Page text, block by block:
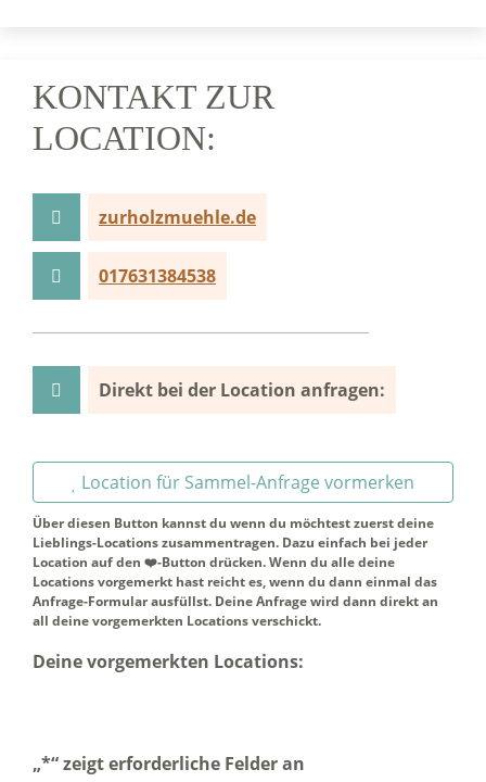
KONTAKT ZUR
LOCATION:
zurholzmuehle.de
017631384538
Direkt bei der Location anfragen:
Location für Sammel-Anfrage vormerken
Über diesen Button kannst du wenn du möchtest zuerst deine
Lieblings-Locations zusammentragen. Dazu einfach bei jeder
Location auf den ❤️-Button drücken. Wenn du alle deine
Locations vorgemerkt hast reicht es, wenn du dann einmal das
Anfrage-Formular ausfüllst. Deine Anfrage wird dann direkt an
all deine vorgemerkten Locations verschickt.
Deine vorgemerkten Locations:
„*“ zeigt erforderliche Felder an